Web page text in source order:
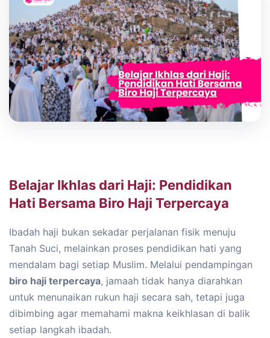
Belajar Ikhlas dari Haji: Pendidikan
Hati Bersama Biro Haji Terpercaya
Ibadah haji bukan sekadar perjalanan fisik menuju
Tanah Suci, melainkan proses pendidikan hati yang
mendalam bagi setiap Muslim. Melalui pendampingan
biro haji terpercaya, jamaah tidak hanya diarahkan
untuk menunaikan rukun haji secara sah, tetapi juga
dibimbing agar memahami makna keikhlasan di balik
setiap langkah ibadah.